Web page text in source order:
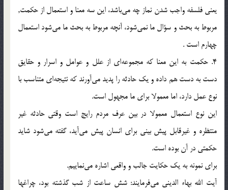
يعني فلسفه واجب شدن نماز چه مي‌باشد، اين سه معنا و استعمال از حکمت,
مربوط به بحث و سؤال ما نمي‌شود، آنچه مربوط به بحث ما مي‌شود استعمال
چهارم است .
4. حكمت به اين معنا كه مجموعه‌اي از علل و عوامل و اسرار و حقايق
دست به دست هم داده و يك حادثه را پديد مي‌آورند كه نتيجه‌اي متناسب با
نوع عمل دارد، اما معمولا براي ما مجهول است.
اين نوع استعمال معمولا در بين عرف مردم رايج است وقتي حادثه غير
منتظره‌ و غيرقابل پيش بيني براي انسان پيش مي‌آيد، گفته مي‌شود شايد
حكمتي در آن بوده است.
براي نمونه به يك حكايت جالب و واقعي اشاره مي‌نماييم.
آيت الله بهاء الديني مي‌فرمايند: شش ساعت از شب گذشته بود، چراغها